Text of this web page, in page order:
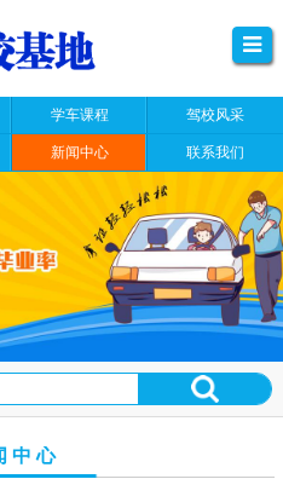
学车课程 驾校风采
新闻中心 联系我们
中心